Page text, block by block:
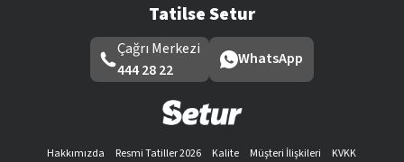
Tatilse Setur
Çağrı Merkezi
444 28 22
WhatsApp
Hakkımızda Resmi Tatiller 2026 Kalite Müşteri İlişkileri
KVKK